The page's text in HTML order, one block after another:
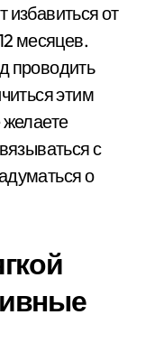
от
месяцев.
проводить
этим
с
о